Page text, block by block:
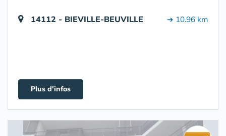
14112 - BIEVILLE-BEUVILLE ➔ 10.96 km
Plus d'infos